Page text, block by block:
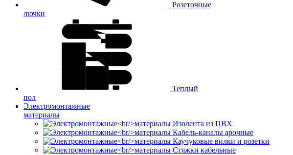
Розеточные
лючки
Теплый
пол
Электромонтажные
материалы
Изолента из ПВХ
Кабель-каналы арочные
Каучуковые вилки и розетки
Стяжки кабельные